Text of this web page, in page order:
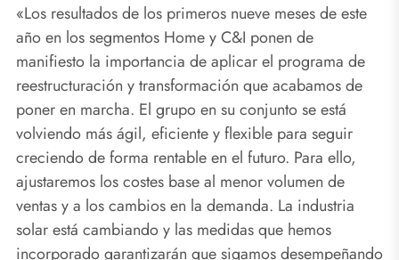
«Los resultados de los primeros nueve meses de este
año en los segmentos Home y C&I ponen de
manifiesto la importancia de aplicar el programa de
reestructuración y transformación que acabamos de
poner en marcha. El grupo en su conjunto se está
volviendo más ágil, eficiente y flexible para seguir
creciendo de forma rentable en el futuro. Para ello,
ajustaremos los costes base al menor volumen de
ventas y a los cambios en la demanda. La industria
solar está cambiando y las medidas que hemos
incorporado garantizarán que sigamos desempeñando